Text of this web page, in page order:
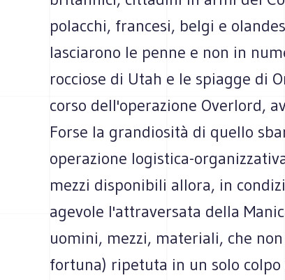
polacchi, francesi, belgi e
lasciarono le penne e non in
rocciose di Utah e le spiagge di
corso dell'operazione Overlord,
Forse la grandiosità di quello
operazione logistica-
mezzi disponibili allora, in
agevole l'attraversata della
uomini, mezzi, materiali, che
fortuna) ripetuta in un solo